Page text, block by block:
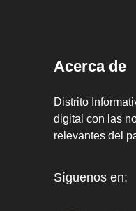
Acerca de
Distrito
digital con las
relevantes del
Síguenos en: